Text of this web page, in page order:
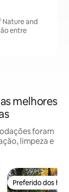
Nature and
entre
melhores
foram
limpeza e
Preferido dos
Preferido dos